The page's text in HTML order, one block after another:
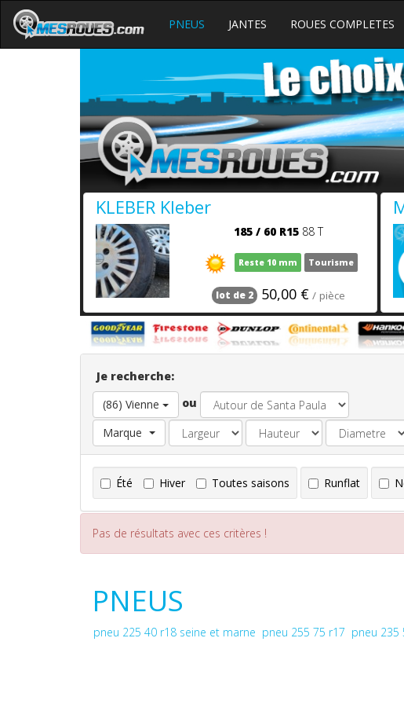
PNEUS JANTES ROUES COMPLETES
KLEBER Kleber
185 / 60 R15 88 T
Reste 10 mm Tourisme
lot de 2 50,00 € / pièce
Je recherche:
(86) Vienne
ou
Marque
Été Hiver Toutes saisons Runflat
Pas de résultats avec ces critères !
PNEUS
pneu 225 40 r18 seine et marne pneu 255 75 r17 pneu 235